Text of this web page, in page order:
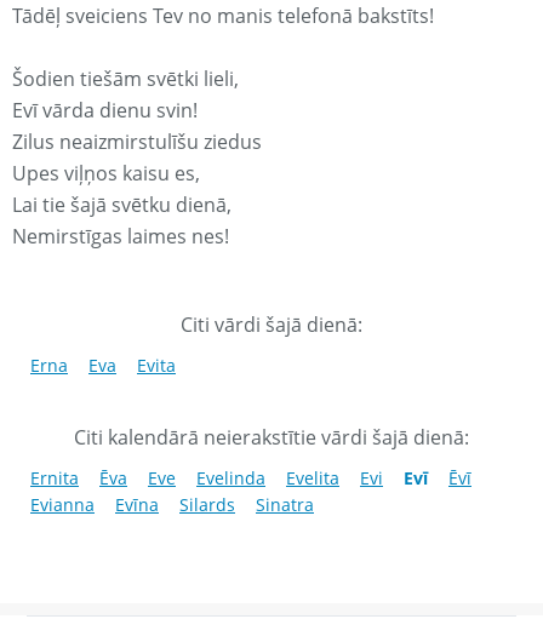
Tādēļ sveiciens Tev no manis telefonā bakstīts!
Šodien tiešām svētki lieli,
Evī vārda dienu svin!
Zilus neaizmirstulīšu ziedus
Upes viļņos kaisu es,
Lai tie šajā svētku dienā,
Nemirstīgas laimes nes!
Citi vārdi šajā dienā:
Erna Eva Evita
Citi kalendārā neierakstītie vārdi šajā dienā:
Ernita Ēva Eve Evelinda Evelita Evi Evī
Ēvī
Evianna
Evīna Silards Sinatra